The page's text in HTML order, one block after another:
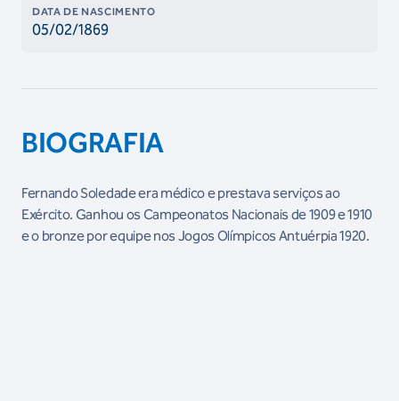
DATA DE NASCIMENTO
05/02/1869
BIOGRAFIA
Fernando Soledade era médico e prestava serviços ao
Exército. Ganhou os Campeonatos Nacionais de 1909 e 1910
e o bronze por equipe nos Jogos Olímpicos Antuérpia 1920.